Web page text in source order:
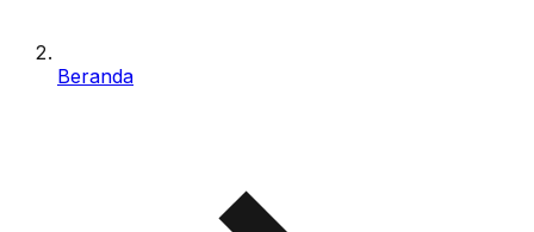
Beranda